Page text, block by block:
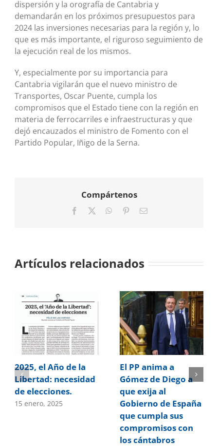
dispersión y la orografía de Cantabria y
demandarán en los próximos presupuestos para
2024 las inversiones necesarias para la región y, lo
que es más importante, el riguroso seguimiento de
la ejecución real de los mismos.
Y, especialmente por su importancia para
Cantabria vigilarán que el nuevo ministro de
Transportes, Oscar Puente, cumpla los
compromisos que el Estado tiene con la región en
materia de ferrocarriles e infraestructuras y que
dejó encauzados el ministro de Fomento con el
Partido Popular, Iñigo de la Serna.
Compártenos
Facebook WhatsApp
PinterestCorreo
Artículos relacionados
2025, el Año de la
Libertad: necesidad
de elecciones.
15 enero, 2025
El PP anima a
Gómez de Diego a
que exija al
Gobierno de España
que cumpla sus
compromisos con
los cántabros